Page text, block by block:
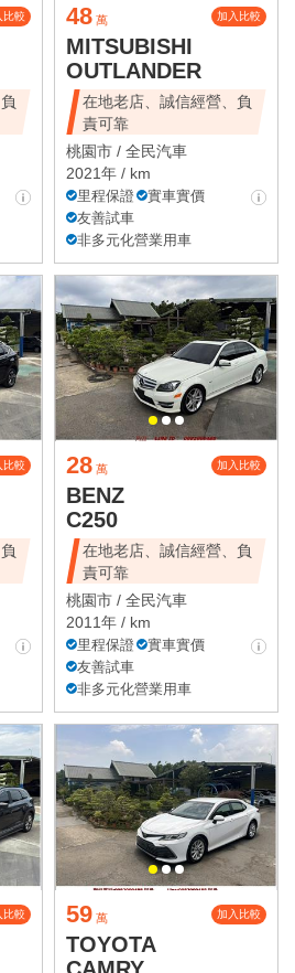
比較 48 萬 加入比較
MITSUBISHI
OUTLANDER
在地老店、誠信經營、負
責可靠
桃園市 / 全民汽車
2021年 / km
里程保證
實車實價
友善試車
非多元化營業用車
比較 28 萬 加入比較
BENZ
C250
在地老店、誠信經營、負
責可靠
桃園市 / 全民汽車
2011年 / km
里程保證
實車實價
友善試車
非多元化營業用車
比較 59 萬 加入比較
TOYOTA
CAMRY